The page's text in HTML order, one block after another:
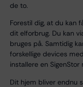
de to.
Forestil dig, at du kan
dit elforbrug. Du kan
bruges på. Samtidig
forskellige devices
installere en
Dit hjem bliver endnu